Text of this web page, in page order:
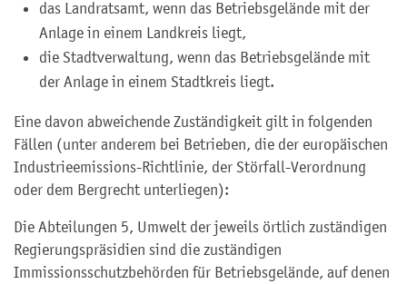
das Landratsamt, wenn das Betriebsgelände mit der
Anlage in einem Landkreis liegt,
die Stadtverwaltung, wenn das Betriebsgelände mit
der Anlage in einem Stadtkreis liegt.
Eine davon abweichende Zuständigkeit gilt in folgenden
Fällen (unter anderem bei Betrieben, die der europäischen
Industrieemissions-Richtlinie, der Störfall-Verordnung
oder dem Bergrecht unterliegen):
Die Abteilungen 5, Umwelt der jeweils örtlich zuständigen
Regierungspräsidien sind die zuständigen
Immissionsschutzbehörden für Betriebsgelände, auf denen